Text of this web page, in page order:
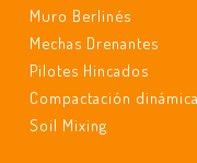
Muro Berlinés
Mechas Drenantes
Pilotes Hincados
Compactación dinámica
Soil Mixing